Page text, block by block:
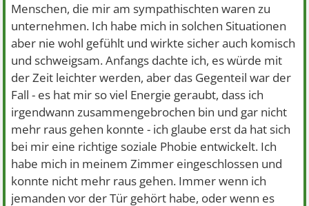
Menschen, die mir am sympathischten waren zu
unternehmen. Ich habe mich in solchen Situationen
aber nie wohl gefühlt und wirkte sicher auch komisch
und schweigsam. Anfangs dachte ich, es würde mit
der Zeit leichter werden, aber das Gegenteil war der
Fall - es hat mir so viel Energie geraubt, dass ich
irgendwann zusammengebrochen bin und gar nicht
mehr raus gehen konnte - ich glaube erst da hat sich
bei mir eine richtige soziale Phobie entwickelt. Ich
habe mich in meinem Zimmer eingeschlossen und
konnte nicht mehr raus gehen. Immer wenn ich
jemanden vor der Tür gehört habe, oder wenn es